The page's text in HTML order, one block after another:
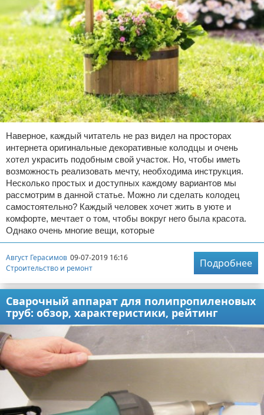
Наверное, каждый читатель не раз видел на просторах
интернета оригинальные декоративные колодцы и очень
хотел украсить подобным свой участок. Но, чтобы иметь
возможность реализовать мечту, необходима инструкция.
Несколько простых и доступных каждому вариантов мы
рассмотрим в данной статье. Можно ли сделать колодец
самостоятельно? Каждый человек хочет жить в уюте и
комфорте, мечтает о том, чтобы вокруг него была красота.
Однако очень многие вещи, которые
Август Герасимов 09-07-2019 16:16
Строительство и ремонт
Подробнее
Сварочный аппарат для полипропиленовых
труб: обзор, характеристики, рейтинг